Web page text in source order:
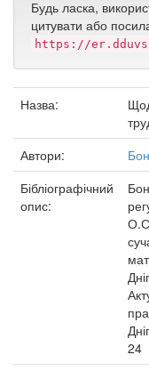
Будь ласка,
цитувати або
https://
Назва:
Автори:
Бібліографічний
опис:
24